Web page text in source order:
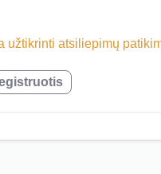
atsiliepimų